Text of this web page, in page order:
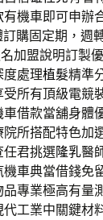
有機車即可申辦
購固定期，週
加盟說明訂製
度處理植髮精準
受所有頂級電競
借款當舖身體
所搭配特色加
任君挑選隆乳醫
機車典當借錢免
專業極高有量
工業中關鍵材